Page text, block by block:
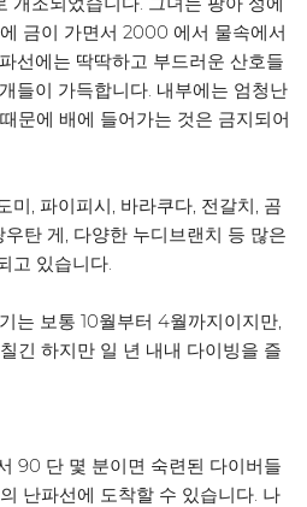
금이 가면서 2000 에서 물속에서
선에는 딱딱하고 부드러운 산호들
들이 가득합니다. 내부에는 엄청난
문에 배에 들어가는 것은 금지되어
미, 파이피시, 바라쿠다, 전갈치, 곰
탄 게, 다양한 누디브랜치 등 많은
고 있습니다.
는 보통 10월부터 4월까지이지만,
긴 하지만 일 년 내내 다이빙을 즐
90 단 몇 분이면 숙련된 다이버들
난파선에 도착할 수 있습니다. 나